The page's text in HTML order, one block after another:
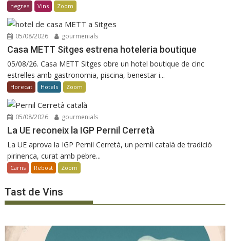
negres Vins Zoom
05/08/2026 gourmenials
Casa METT Sitges estrena hoteleria boutique
05/08/26. Casa METT Sitges obre un hotel boutique de cinc
estrelles amb gastronomia, piscina, benestar i...
Horecat Hotels Zoom
05/08/2026 gourmenials
La UE reconeix la IGP Pernil Cerretà
La UE aprova la IGP Pernil Cerretà, un pernil català de tradició
pirinenca, curat amb pebre...
Carns Rebost Zoom
Tast de Vins